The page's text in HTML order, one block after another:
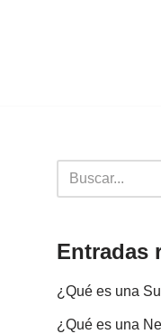
Entradas
¿Qué es una
¿Qué es una